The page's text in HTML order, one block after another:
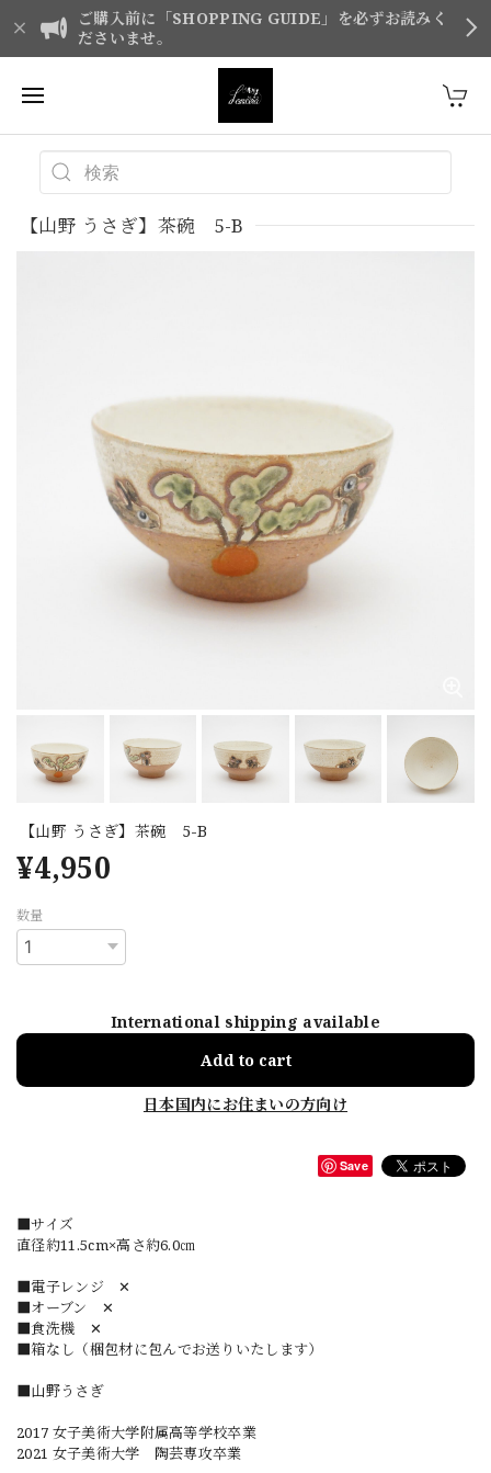
ご購入前に「SHOPPING GUIDE」を必ずお読みく
ださいませ。
【山野 うさぎ】茶碗 5-B
【山野 うさぎ】茶碗 5-B
¥4,950
数量
International shipping available
Add to cart
日本国内にお住まいの方向け
Save
■サイズ
直径約11.5cm×高さ約6.0㎝
■電子レンジ ✕
■オーブン ✕
■食洗機 ✕
■箱なし（梱包材に包んでお送りいたします）
■山野うさぎ
2017 女子美術大学附属高等学校卒業
2021 女子美術大学 陶芸専攻卒業